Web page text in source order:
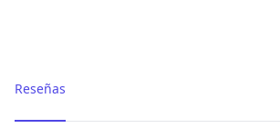
Reseñas